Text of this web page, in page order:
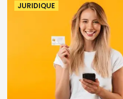
JURIDIQUE